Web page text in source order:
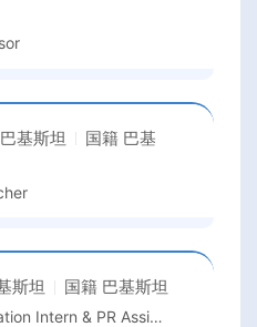
巴基斯坦 国籍 巴基
斯坦 国籍 巴基斯坦
Marketing Operation Intern & PR Assistant